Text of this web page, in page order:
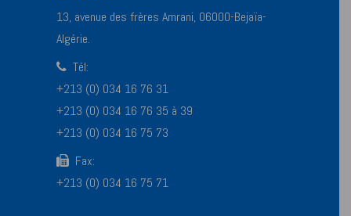
13, avenue des frères Amrani, 06000-Bejaïa-
Algérie.
Tél:
+213 (0) 034 16 76 31
+213 (0) 034 16 76 35 à 39
+213 (0) 034 16 75 73
Fax:
+213 (0) 034 16 75 71